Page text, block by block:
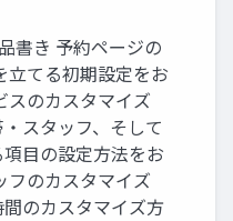
書き 予約ページの
立てる初期設定をお
スのカスタマイズ
スタッフ、そして
目の設定方法をお
フのカスタマイズ
のカスタマイズ方